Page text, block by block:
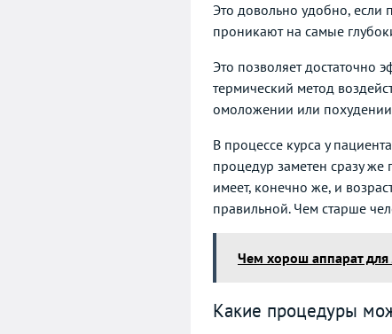
Это довольно удобно, если
проникают на самые
Это позволяет достаточно
термический метод
омоложении или
В процессе курса у
процедур заметен сразу
имеет, конечно же, и
правильной. Чем старше
Чем хорош аппарат для
Какие процедуры